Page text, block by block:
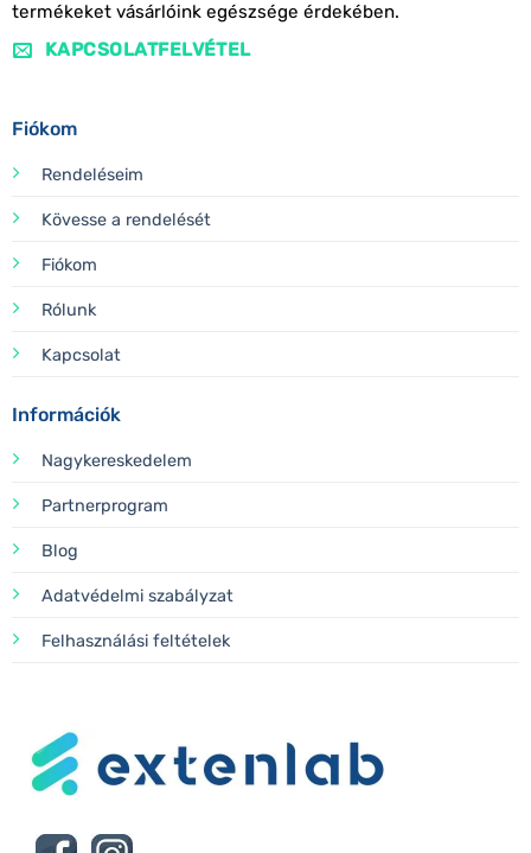
termékeket vásárlóink egészsége érdekében.
KAPCSOLATFELVÉTEL
Fiókom
Rendeléseim
Kövesse a rendelését
Fiókom
Rólunk
Kapcsolat
Információk
Nagykereskedelem
Partnerprogram
Blog
Adatvédelmi szabályzat
Felhasználási feltételek